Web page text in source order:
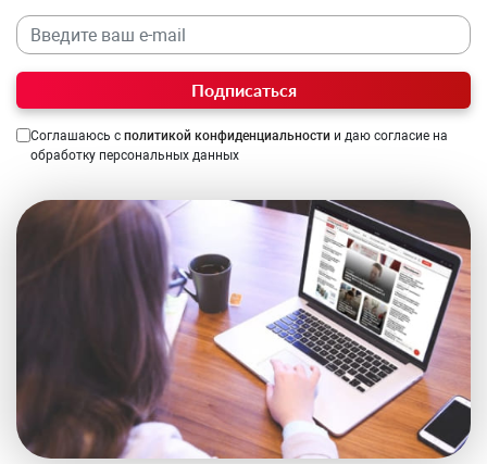
Подписаться
Соглашаюсь с политикой конфиденциальности и даю согласие на
обработку персональных данных